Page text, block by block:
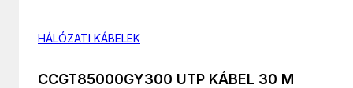
HÁLÓZATI KÁBELEK
CCGT85000GY300 UTP KÁBEL 30 M